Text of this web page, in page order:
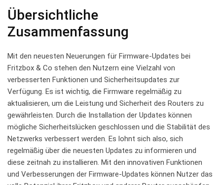
Übersichtliche ​
Zusammenfassung
Mit den neuesten Neuerungen für⁤ Firmware-Updates ⁣bei
Fritzbox & Co stehen den Nutzern eine‍ Vielzahl von‍
verbesserten Funktionen ⁤und Sicherheitsupdates zur
Verfügung. Es ⁢ist ​wichtig, die⁤ Firmware regelmäßig ⁤zu
aktualisieren, ​um⁣ die Leistung und ⁤Sicherheit des​ Routers zu
gewährleisten. Durch die ‌Installation der Updates‍ können
mögliche Sicherheitslücken ‌geschlossen und die Stabilität des
Netzwerks⁢ verbessert⁤ werden. Es‍ lohnt sich also, sich‍
regelmäßig über die neuesten Updates ⁢zu informieren und⁣
diese zeitnah zu installieren. Mit​ den innovativen​ Funktionen
⁤und ​Verbesserungen der Firmware-Updates können⁢ Nutzer das